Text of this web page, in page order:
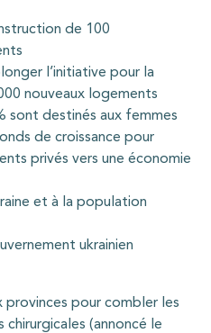
de 100
l’initiative pour la
nouveaux logements
sont destinés aux femmes
de croissance pour
privés vers une économie
et à la population
ukrainien
provinces pour combler les
(annoncé le